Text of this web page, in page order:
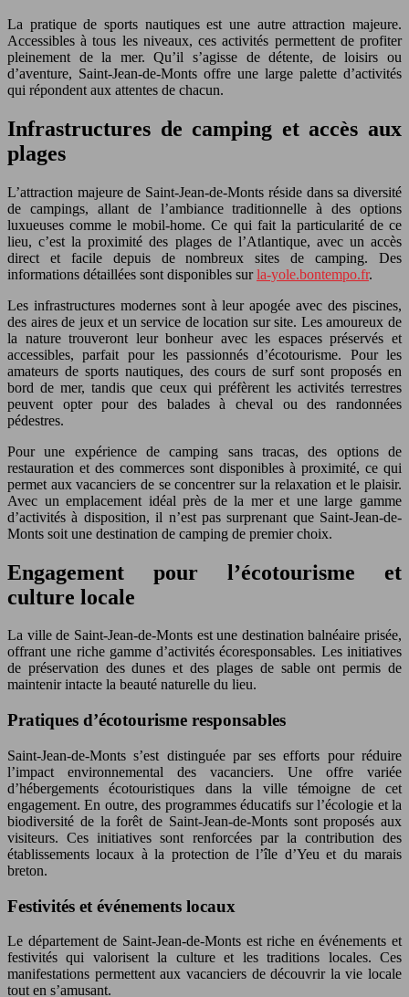
La pratique de sports nautiques est une autre attraction majeure.
Accessibles à tous les niveaux, ces activités permettent de profiter
pleinement de la mer. Qu’il s’agisse de détente, de loisirs ou
d’aventure, Saint-Jean-de-Monts offre une large palette d’activités
qui répondent aux attentes de chacun.
Infrastructures de camping et accès aux
plages
L’attraction majeure de Saint-Jean-de-Monts réside dans sa diversité
de campings, allant de l’ambiance traditionnelle à des options
luxueuses comme le mobil-home. Ce qui fait la particularité de ce
lieu, c’est la proximité des plages de l’Atlantique, avec un accès
direct et facile depuis de nombreux sites de camping. Des
informations détaillées sont disponibles surla-yole.bontempo.fr.
Les infrastructures modernes sont à leur apogée avec des piscines,
des aires de jeux et un service de location sur site. Les amoureux de
la nature trouveront leur bonheur avec les espaces préservés et
accessibles, parfait pour les passionnés d’écotourisme. Pour les
amateurs de sports nautiques, des cours de surf sont proposés en
bord de mer, tandis que ceux qui préfèrent les activités terrestres
peuvent opter pour des balades à cheval ou des randonnées
pédestres.
Pour une expérience de camping sans tracas, des options de
restauration et des commerces sont disponibles à proximité, ce qui
permet aux vacanciers de se concentrer sur la relaxation et le plaisir.
Avec un emplacement idéal près de la mer et une large gamme
d’activités à disposition, il n’est pas surprenant que Saint-Jean-de-
Monts soit une destination de camping de premier choix.
Engagement pour l’écotourisme et
culture locale
La ville de Saint-Jean-de-Monts est une destination balnéaire prisée,
offrant une riche gamme d’activités écoresponsables. Les initiatives
de préservation des dunes et des plages de sable ont permis de
maintenir intacte la beauté naturelle du lieu.
Pratiques d’écotourisme responsables
Saint-Jean-de-Monts s’est distinguée par ses efforts pour réduire
l’impact environnemental des vacanciers. Une offre variée
d’hébergements écotouristiques dans la ville témoigne de cet
engagement. En outre, des programmes éducatifs sur l’écologie et la
biodiversité de la forêt de Saint-Jean-de-Monts sont proposés aux
visiteurs. Ces initiatives sont renforcées par la contribution des
établissements locaux à la protection de l’île d’Yeu et du marais
breton.
Festivités et événements locaux
Le département de Saint-Jean-de-Monts est riche en événements et
festivités qui valorisent la culture et les traditions locales. Ces
manifestations permettent aux vacanciers de découvrir la vie locale
tout en s’amusant.